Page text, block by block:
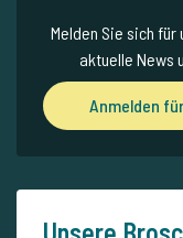
Melden Sie sich
aktuelle News
Anmelden